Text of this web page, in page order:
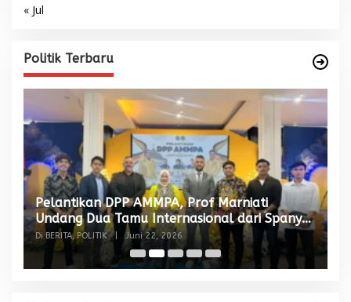
« Jul
Politik Terbaru
Pelantikan DPP AMMPA, Prof Marniati
Undang Dua Tamu Internasional dari Spanyol
dan Malaysia
Di BERITA, POLITIK Juni 22, 2026